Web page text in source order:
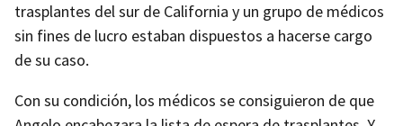
trasplantes del sur de California y un grupo de médicos
sin fines de lucro estaban dispuestos a hacerse cargo
de su caso.
Con su condición, los médicos se consiguieron de que